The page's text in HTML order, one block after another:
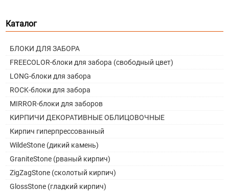
Каталог
БЛОКИ ДЛЯ ЗАБОРА
FREECOLOR-блоки для забора (свободный цвет)
LONG-блоки для забора
ROCK-блоки для забора
MIRROR-блоки для заборов
КИРПИЧИ ДЕКОРАТИВНЫЕ ОБЛИЦОВОЧНЫЕ
Кирпич гиперпрессованный
WildeStone (дикий камень)
GraniteStone (рваный кирпич)
ZigZagStone (сколотый кирпич)
GlossStone (гладкий кирпич)